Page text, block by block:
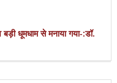
बड़ी धूमधाम से मनाया गया-:डॉ.